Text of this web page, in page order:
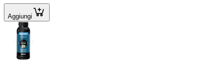
Aggiungi